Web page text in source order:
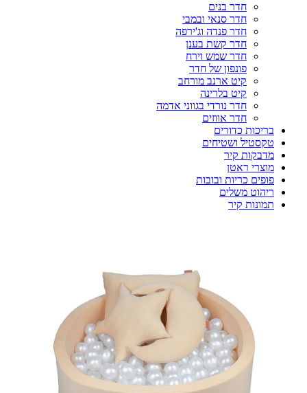
חדר בנים
חדר סנאי ובמבי
חדר פנדה וג'ירפה
חדר קשת בענן
חדר שמש וירח
פונפון של חדר
קיט ארנב מורחב
קיט בלרינה
חדר נורדי בגווני אדמה
חדר אווזים
בריכות כדורים
טקסטיל ושטיחים
מדבקות קיר
מוצרי ראטן
פופים כריות ובובות
ריהוט משלים
תמונות קיר